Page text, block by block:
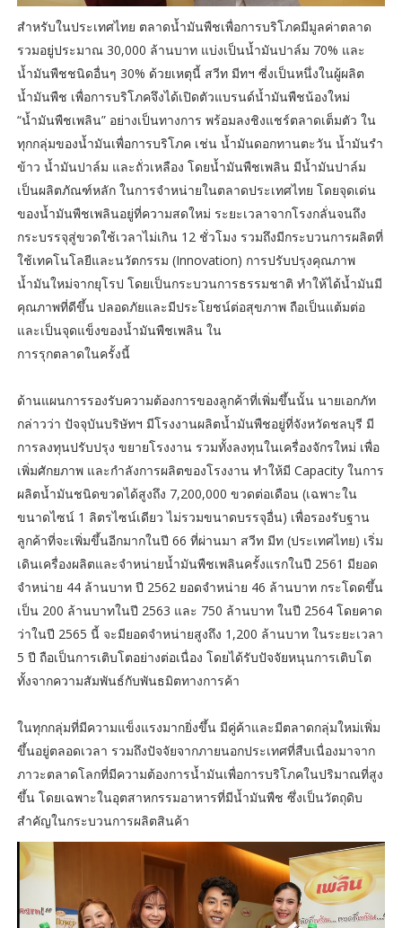
สำหรับในประเทศไทย ตลาดน้ำมันพืชเพื่อการบริโภคมีมูลค่าตลาด
รวมอยู่ประมาณ 30,000 ล้านบาท แบ่งเป็นน้ำมันปาล์ม 70% และ
น้ำมันพืชชนิดอื่นๆ 30% ด้วยเหตุนี้ สวีท มีทฯ ซี่งเป็นหนึ่งในผู้ผลิต
น้ำมันพืช เพื่อการบริโภคจึงได้เปิดตัวแบรนด์น้ำมันพืชน้องใหม่
“น้ำมันพืชเพลิน” อย่างเป็นทางการ พร้อมลงชิงแชร์ตลาดเต็มตัว ใน
ทุกกลุ่มของน้ำมันเพื่อการบริโภค เช่น น้ำมันดอกทานตะวัน น้ำมันรำ
ข้าว น้ำมันปาล์ม และถั่วเหลือง โดยน้ำมันพืชเพลิน มีน้ำมันปาล์ม
เป็นผลิตภัณฑ์หลัก ในการจำหน่ายในตลาดประเทศไทย โดยจุดเด่น
ของน้ำมันพืชเพลินอยู่ที่ความสดใหม่ ระยะเวลาจากโรงกลั่นจนถึง
กระบรรจุสู่ขวดใช้เวลาไม่เกิน 12 ชั่วโมง รวมถึงมีกระบวนการผลิตที่
ใช้เทคโนโลยีและนวัตกรรม (Innovation) การปรับปรุงคุณภาพ
น้ำมันใหม่จากยุโรป โดยเป็นกระบวนการธรรมชาติ ทำให้ได้น้ำมันมี
คุณภาพที่ดีขึ้น ปลอดภัยและมีประโยชน์ต่อสุขภาพ ถือเป็นแต้มต่อ
และเป็นจุดแข็งของน้ำมันพืชเพลิน ใน
การรุกตลาดในครั้งนี้
ด้านแผนการรองรับความต้องการของลูกค้าที่เพิ่มขึ้นนั้น นายเอกภัท
กล่าวว่า ปัจจุบันบริษัทฯ มีโรงงานผลิตน้ำมันพืชอยู่ที่จังหวัดชลบุรี มี
การลงทุนปรับปรุง ขยายโรงงาน รวมทั้งลงทุนในเครื่องจักรใหม่ เพื่อ
เพิ่มศักยภาพ และกำลังการผลิตของโรงงาน ทำให้มี Capacity ในการ
ผลิตน้ำมันชนิดขวดได้สูงถึง 7,200,000 ขวดต่อเดือน (เฉพาะใน
ขนาดไซน์ 1 ลิตรไซน์เดียว ไม่รวมขนาดบรรจุอื่น) เพื่อรองรับฐาน
ลูกค้าที่จะเพิ่มขึ้นอีกมากในปี 66 ที่ผ่านมา สวีท มีท (ประเทศไทย) เริ่ม
เดินเครื่องผลิตและจำหน่ายน้ำมันพืชเพลินครั้งแรกในปี 2561 มียอด
จำหน่าย 44 ล้านบาท ปี 2562 ยอดจำหน่าย 46 ล้านบาท กระโดดขึ้น
เป็น 200 ล้านบาทในปี 2563 และ 750 ล้านบาท ในปี 2564 โดยคาด
ว่าในปี 2565 นี้ จะมียอดจำหน่ายสูงถึง 1,200 ล้านบาท ในระยะเวลา
5 ปี ถือเป็นการเติบโตอย่างต่อเนื่อง โดยได้รับปัจจัยหนุนการเติบโต
ทั้งจากความสัมพันธ์กับพันธมิตทางการค้า
ในทุกกลุ่มที่มีความแข็งแรงมากยิ่งขึ้น มีคู่ค้าและมีตลาดกลุ่มใหม่เพิ่ม
ขึ้นอยู่ตลอดเวลา รวมถึงปัจจัยจากภายนอกประเทศที่สืบเนื่องมาจาก
ภาวะตลาดโลกที่มีความต้องการน้ำมันเพื่อการบริโภคในปริมาณที่สูง
ขึ้น โดยเฉพาะในอุตสาหกรรมอาหารที่มีน้ำมันพืช ซึ่งเป็นวัตถุดิบ
สำคัญในกระบวนการผลิตสินค้า